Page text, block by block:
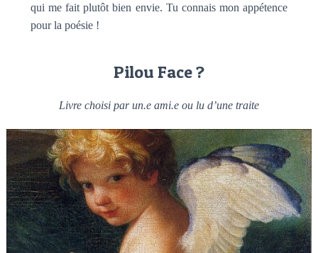
qui me fait plutôt bien envie. Tu connais mon appétence
pour la poésie !
Pilou Face ?
Livre choisi par un.e ami.e ou lu d’une traite